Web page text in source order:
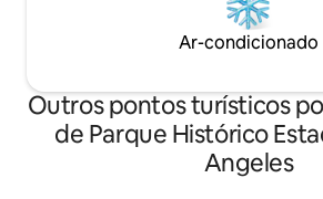
Ar-condicionado
Outros pontos turísticos
de Parque Histórico
Angeles